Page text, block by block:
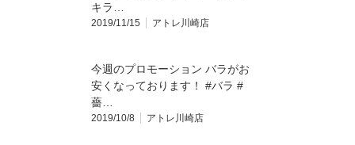
キラ…
2019/11/15 アトレ川崎店
今週のプロモーション バラがお
安くなっております！ #バラ #
薔…
2019/10/8 アトレ川崎店